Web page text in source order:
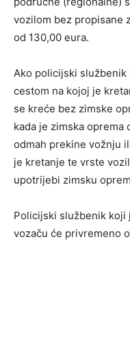
vozilom bez propisane
od 130,00 eura.
Ako policijski
cestom na kojoj je
se kreće bez zimske
kada je zimska oprema
odmah prekine vožnju
je kretanje te vrste
upotrijebi zimsku
Policijski službenik
vozaču će privremeno